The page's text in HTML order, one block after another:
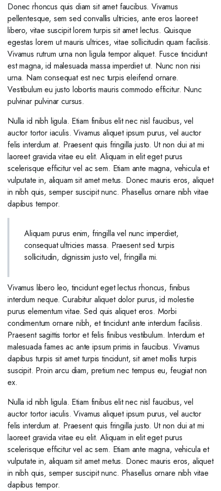
Donec rhoncus quis diam sit amet faucibus. Vivamus
pellentesque, sem sed convallis ultricies, ante eros laoreet
libero, vitae suscipit lorem turpis sit amet lectus. Quisque
egestas lorem ut mauris ultrices, vitae sollicitudin quam facilisis.
Vivamus rutrum urna non ligula tempor aliquet. Fusce tincidunt
est magna, id malesuada massa imperdiet ut. Nunc non nisi
urna. Nam consequat est nec turpis eleifend ornare.
Vestibulum eu justo lobortis mauris commodo efficitur. Nunc
pulvinar pulvinar cursus.
Nulla id nibh ligula. Etiam finibus elit nec nisl faucibus, vel
auctor tortor iaculis. Vivamus aliquet ipsum purus, vel auctor
felis interdum at. Praesent quis fringilla justo. Ut non dui at mi
laoreet gravida vitae eu elit. Aliquam in elit eget purus
scelerisque efficitur vel ac sem. Etiam ante magna, vehicula et
vulputate in, aliquam sit amet metus. Donec mauris eros, aliquet
in nibh quis, semper suscipit nunc. Phasellus ornare nibh vitae
dapibus tempor.
Aliquam purus enim, fringilla vel nunc imperdiet,
consequat ultricies massa. Praesent sed turpis
sollicitudin, dignissim justo vel, fringilla mi.
Vivamus libero leo, tincidunt eget lectus rhoncus, finibus
interdum neque. Curabitur aliquet dolor purus, id molestie
purus elementum vitae. Sed quis aliquet eros. Morbi
condimentum ornare nibh, et tincidunt ante interdum facilisis.
Praesent sagittis tortor et felis finibus vestibulum. Interdum et
malesuada fames ac ante ipsum primis in faucibus. Vivamus
dapibus turpis sit amet turpis tincidunt, sit amet mollis turpis
suscipit. Proin arcu diam, pretium nec tempus eu, feugiat non
ex.
Nulla id nibh ligula. Etiam finibus elit nec nisl faucibus, vel
auctor tortor iaculis. Vivamus aliquet ipsum purus, vel auctor
felis interdum at. Praesent quis fringilla justo. Ut non dui at mi
laoreet gravida vitae eu elit. Aliquam in elit eget purus
scelerisque efficitur vel ac sem. Etiam ante magna, vehicula et
vulputate in, aliquam sit amet metus. Donec mauris eros, aliquet
in nibh quis, semper suscipit nunc. Phasellus ornare nibh vitae
dapibus tempor.